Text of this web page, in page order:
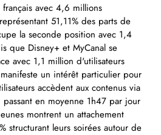
avec 4,6 millions
51,11% des parts de
la seconde position avec 1,4
que Disney+ et MyCanal se
avec 1,1 million d'utilisateurs
un intérêt particulier pour
accèdent aux contenus via
en moyenne 1h47 par jour
montrent un attachement
structurant leurs soirées autour de